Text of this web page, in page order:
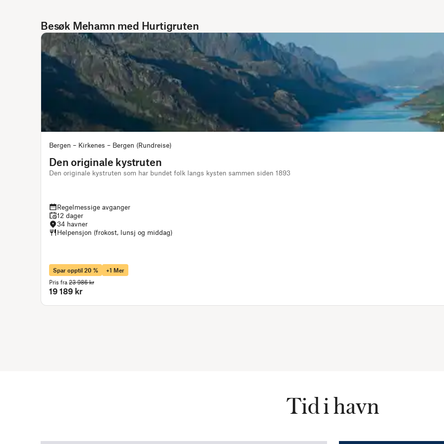
Besøk Mehamn med Hurtigruten
Bergen – Kirkenes – Bergen (Rundreise)
Den originale kystruten
Den originale kystruten som har bundet folk langs kysten sammen siden 1893
Regelmessige avganger
12 dager
34 havner
Helpensjon (frokost, lunsj og middag)
Spar opptil 20 %
+1 Mer
Pris fra 23 986 kr
19 189 kr
Tid i havn